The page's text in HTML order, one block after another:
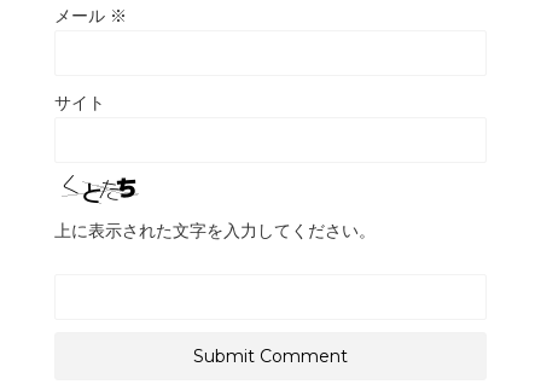
メール ※
サイト
上に表示された文字を入力してください。